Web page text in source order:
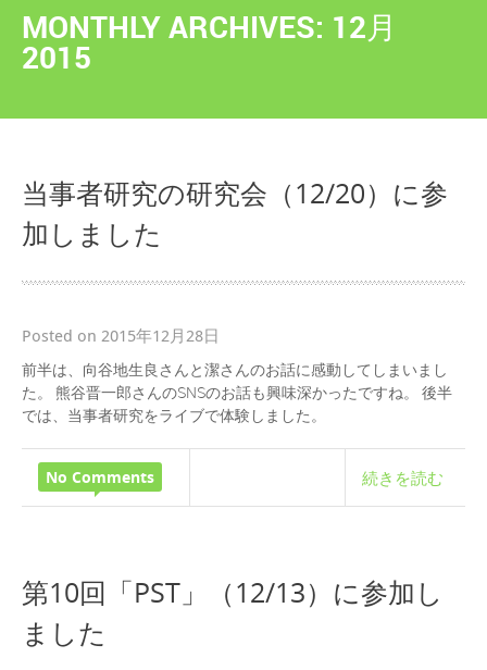
MONTHLY ARCHIVES: 12月
2015
当事者研究の研究会（12/20）に参
加しました
Posted on 2015年12月28日
前半は、向谷地生良さんと潔さんのお話に感動してしまいまし
た。 熊谷晋一郎さんのSNSのお話も興味深かったですね。 後半
では、当事者研究をライブで体験しました。
No Comments 続きを読む
第10回「PST」（12/13）に参加し
ました